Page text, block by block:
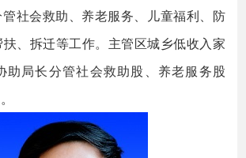
社会救助、养老服务、儿童福利、防
、拆迁等工作。主管区城乡低收入家
助局长分管社会救助股、养老服务股